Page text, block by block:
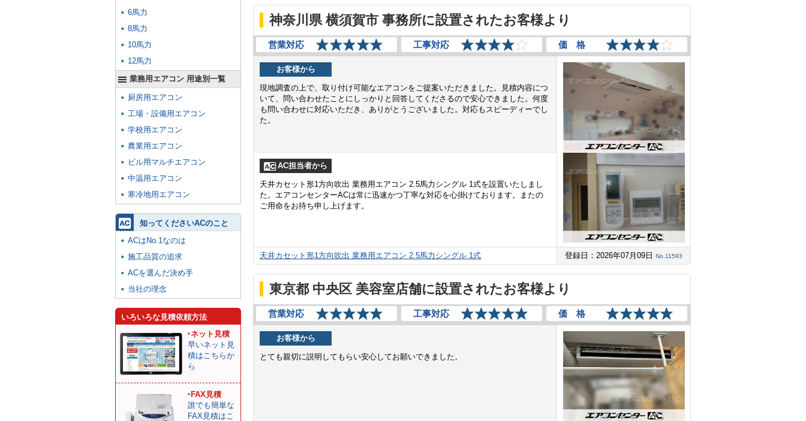
神奈川県 横須賀市 事務所に設置されたお客様より
営業対応 工事対応 価 格
お客様から
現地調査の上で、取り付け可能なエアコンをご提案いただきました。見積内容につ
いて、問い合わせたことにしっかりと回答してくださるので安心できました。何度
も問い合わせに対応いただき、ありがとうございました。対応もスピーディーでし
た。
AC担当者から
天井カセット形1方向吹出 業務用エアコン 2.5馬力シングル 1式を設置いたしまし
た。エアコンセンターACは常に迅速かつ丁寧な対応を心掛けております。またの
ご用命をお待ち申し上げます。
天井カセット形1方向吹出 業務用エアコン 2.5馬力シングル 1式 登録日：2026年07月09日 No.11593
東京都 中央区 美容室店舗に設置されたお客様より
営業対応 工事対応 価 格
お客様から
とても親切に説明してもらい安心してお願いできました。
6馬力
8馬力
10馬力
12馬力
業務用エアコン 用途別一覧
厨房用エアコン
工場・設備用エアコン
学校用エアコン
農業用エアコン
ビル用マルチエアコン
中温用エアコン
寒冷地用エアコン
知ってくださいACのこと
ACはNo.1なのは
施工品質の追求
ACを選んだ決め手
当社の理念
いろいろな見積依頼方法
ネット見積
早いネット見
積はこちらか
ら
FAX見積
誰でも簡単な
FAX見積はこ